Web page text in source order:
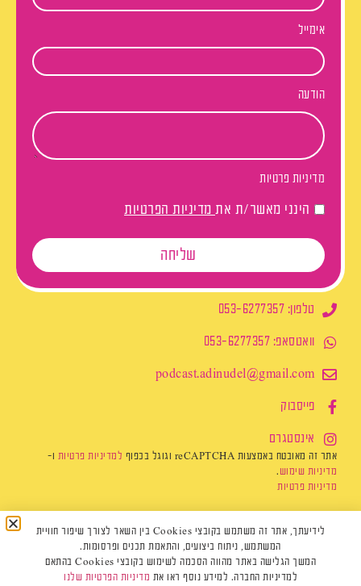
אימייל
הודעה
מדיניות פרטיות
הינני מאשר/ת את מדיניות הפרטיות
שליחה
טלפון: 053-6277357
וואטסאפ: 053-6277357
podcast.adinudel@gmail.com​
פייסבוק
אינסטגרם
אתר זה מאובטח באמצעות reCAPTCHA וגוגל בכפוף למדיניות פרטיות ו-
מדיניות שימוש .
מדיניות פרטיות
לידיעתך, אתר זה משתמש בקובצי Cookies בין השאר לצורך שיפור חוויית
המשתמש, ניתוח ביצועים, והתאמת תכנים ופרסומות.
המשך הגלישה באתר מהווה הסכמה לשימוש בקובצי Cookies בהתאם
למדיניות החברה. למידע נוסף ראו את מדיניות הפרטיות שלנו